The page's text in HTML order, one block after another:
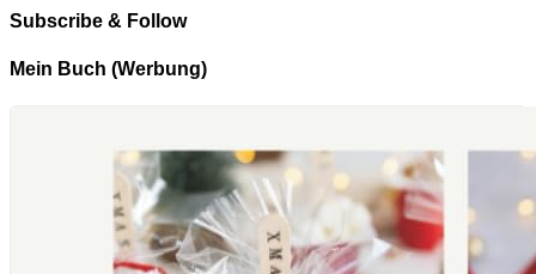
Subscribe & Follow
Mein Buch (Werbung)